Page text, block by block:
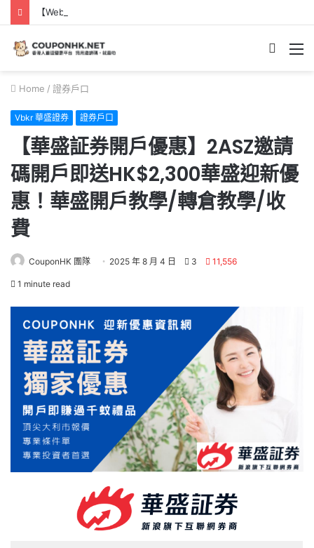
Search
Home / 證券戶口
Vbkr 華盛證券 證券戶口
【華盛証券開戶優惠】2ASZ邀請
碼開戶即送HK$2,300華盛迎新優
惠！華盛開戶教學/轉倉教學/收
費
CouponHK 團隊 2025 年 8 月 4 日 3 11,556
1 minute read